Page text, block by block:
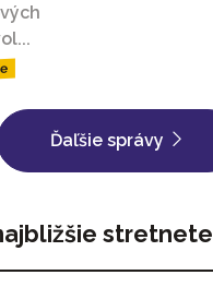
Ďaľšie správy
stretnete